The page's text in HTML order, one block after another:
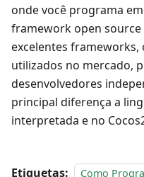
onde você programa
framework open source
excelentes
utilizados no mercado,
desenvolvedores
principal diferença a
interpretada e no
Etiquetas: Como